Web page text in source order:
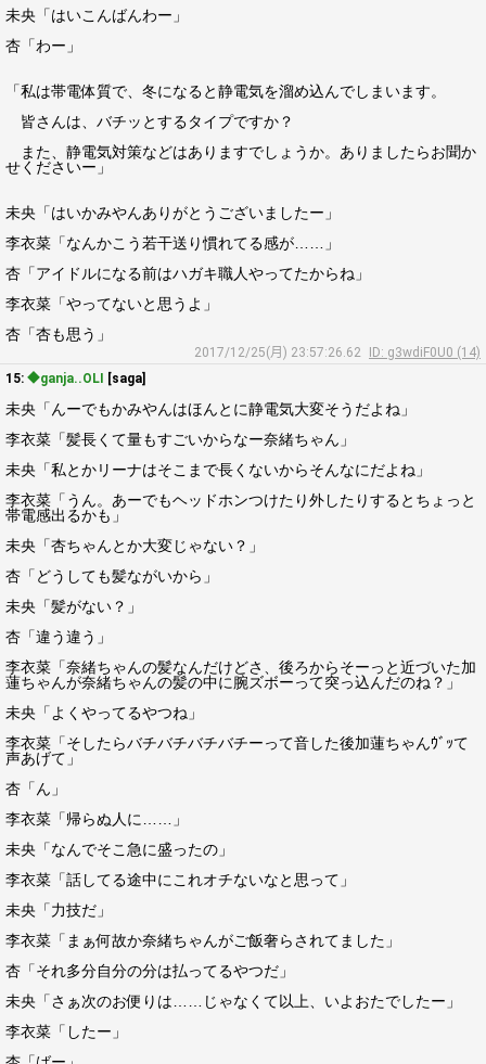
未央「はいこんばんわー」
杏「わー」
「私は帯電体質で、冬になると静電気を溜め込んでしまいます。
皆さんは、バチッとするタイプですか？
また、静電気対策などはありますでしょうか。ありましたらお聞か
せくださいー」
未央「はいかみやんありがとうございましたー」
李衣菜「なんかこう若干送り慣れてる感が……」
杏「アイドルになる前はハガキ職人やってたからね」
李衣菜「やってないと思うよ」
杏「杏も思う」
2017/12/25(月) 23:57:26.62
ID: g3wdiF0U0 (14)
15: ◆ganja..OLI [saga]
未央「んーでもかみやんはほんとに静電気大変そうだよね」
李衣菜「髪長くて量もすごいからなー奈緒ちゃん」
未央「私とかリーナはそこまで長くないからそんなにだよね」
李衣菜「うん。あーでもヘッドホンつけたり外したりするとちょっと
帯電感出るかも」
未央「杏ちゃんとか大変じゃない？」
杏「どうしても髪ながいから」
未央「髪がない？」
杏「違う違う」
李衣菜「奈緒ちゃんの髪なんだけどさ、後ろからそーっと近づいた加
蓮ちゃんが奈緒ちゃんの髪の中に腕ズボーって突っ込んだのね？」
未央「よくやってるやつね」
李衣菜「そしたらバチバチバチバチーって音した後加蓮ちゃんｳﾞｯて
声あげて」
杏「ん」
李衣菜「帰らぬ人に……」
未央「なんでそこ急に盛ったの」
李衣菜「話してる途中にこれオチないなと思って」
未央「力技だ」
李衣菜「まぁ何故か奈緒ちゃんがご飯奢らされてました」
杏「それ多分自分の分は払ってるやつだ」
未央「さぁ次のお便りは……じゃなくて以上、いよおたでしたー」
李衣菜「したー」